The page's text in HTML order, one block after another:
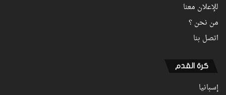
للإعلان معنا
من نحن ؟
اتصل بنا
كرة القدم
إسبانيا